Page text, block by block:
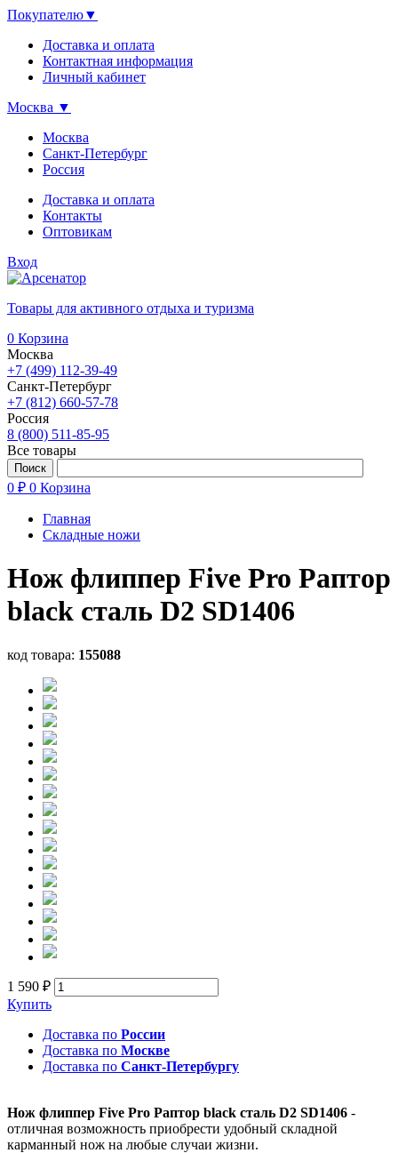
Покупателю▼
Доставка и оплата
Контактная информация
Личный кабинет
Москва ▼
Москва
Санкт-Петербург
Россия
Доставка и оплата
Контакты
Оптовикам
Вход
Товары для активного отдыха и туризма
0 Корзина
Москва
+7 (499) 112-39-49
Санкт-Петербург
+7 (812) 660-57-78
Россия
8 (800) 511-85-95
Все товары
0 ₽ 0 Корзина
Главная
Складные ножи
Нож флиппер Five Pro Раптор
black сталь D2 SD1406
код товара: 155088
1 590 ₽
Купить
Доставка по России
Доставка по Москве
Доставка по Санкт-Петербургу
Нож флиппер Five Pro Раптор black сталь D2 SD1406 -
отличная возможность приобрести удобный складной
карманный нож на любые случаи жизни.